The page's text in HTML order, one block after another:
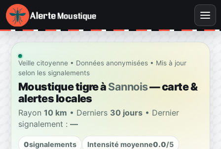
Veille citoyenne • Données anonymisées • Mis à jour
selon les signalements
Moustique tigre àSannois— carte &
alertes locales
Rayon 10 km • Derniers 30 jours • Dernier
signalement : —
0signalements Intensité moyenne0.0/5